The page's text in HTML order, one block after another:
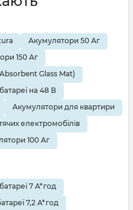
Акумулятори 50 Аг
150 Аг
Glass Mat)
на 48 В
Акумулятори для квартири
електромобілів
100 Аг
7 А*год
7,2 А*год